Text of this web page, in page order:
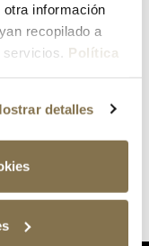
información
recopilado a
Política
detalles